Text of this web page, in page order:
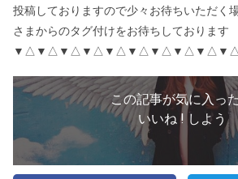
投稿しておりますので少々お待ちいただく
さまからのタグ付けをお待ちしております
この記事が気に入っ
いいね ! しよう